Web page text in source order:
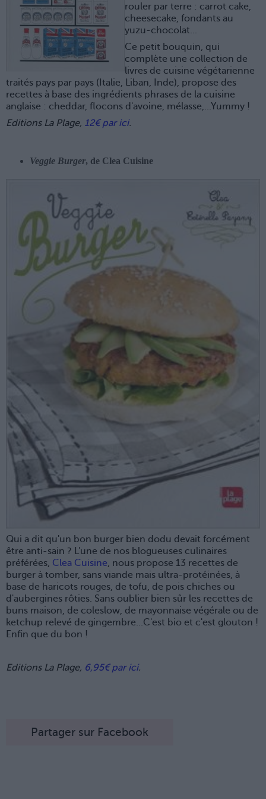
rouler par terre : carrot cake,
cheesecake, fondants au
yuzu-chocolat...
Ce petit bouquin, qui
complète une collection de
livres de cuisine végétarienne
traités pays par pays (Italie, Liban, Inde), propose des
recettes à base des ingrédients phrases de la cuisine
anglaise : cheddar, flocons d'avoine, mélasse,...Yummy !
Editions La Plage, 12€ par ici.
Veggie Burger, de Clea Cuisine
Qui a dit qu'un bon burger bien dodu devait forcément
être anti-sain ? L'une de nos blogueuses culinaires
préférées, Clea Cuisine, nous propose 13 recettes de
burger à tomber, sans viande mais ultra-protéinées, à
base de haricots rouges, de tofu, de pois chiches ou
d'aubergines rôties. Sans oublier bien sûr les recettes de
buns maison, de coleslow, de mayonnaise végérale ou de
ketchup relevé de gingembre...C'est bio et c'est glouton !
Enfin que du bon !
Editions La Plage, 6,95€ par ici.
Partager sur Facebook